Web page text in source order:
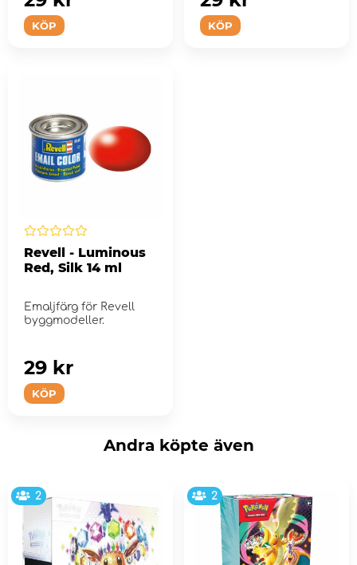
KÖP KÖP
Revell - Luminous
Red, Silk 14 ml
Emaljfärg för Revell
byggmodeller.
KÖP
29 kr
Andra köpte även
2 2